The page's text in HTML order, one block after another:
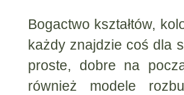
Bogactwo kształtów,
każdy znajdzie coś dla
proste, dobre na
również modele